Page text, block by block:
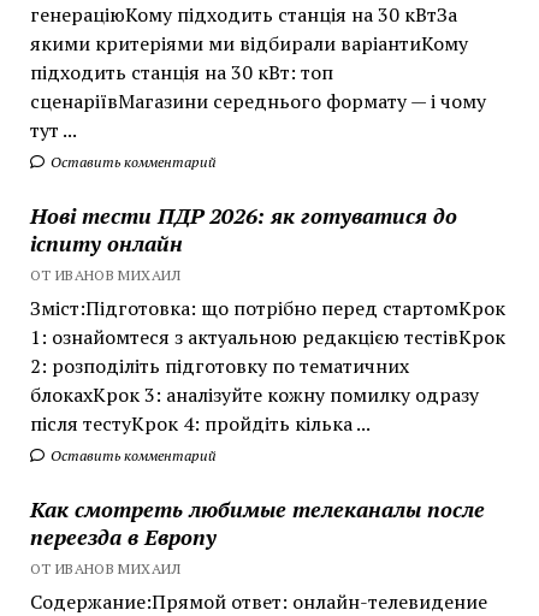
генераціюКому підходить станція на 30 кВтЗа
якими критеріями ми відбирали варіантиКому
підходить станція на 30 кВт: топ
сценаріївМагазини середнього формату — і чому
тут ...
Оставить комментарий
Нові тести ПДР 2026: як готуватися до
іспиту онлайн
ОТ ИВАНОВ МИХАИЛ
Зміст:Підготовка: що потрібно перед стартомКрок
1: ознайомтеся з актуальною редакцією тестівКрок
2: розподіліть підготовку по тематичних
блокахКрок 3: аналізуйте кожну помилку одразу
після тестуКрок 4: пройдіть кілька ...
Оставить комментарий
Как смотреть любимые телеканалы после
переезда в Европу
ОТ ИВАНОВ МИХАИЛ
Содержание:Прямой ответ: онлайн-телевидение